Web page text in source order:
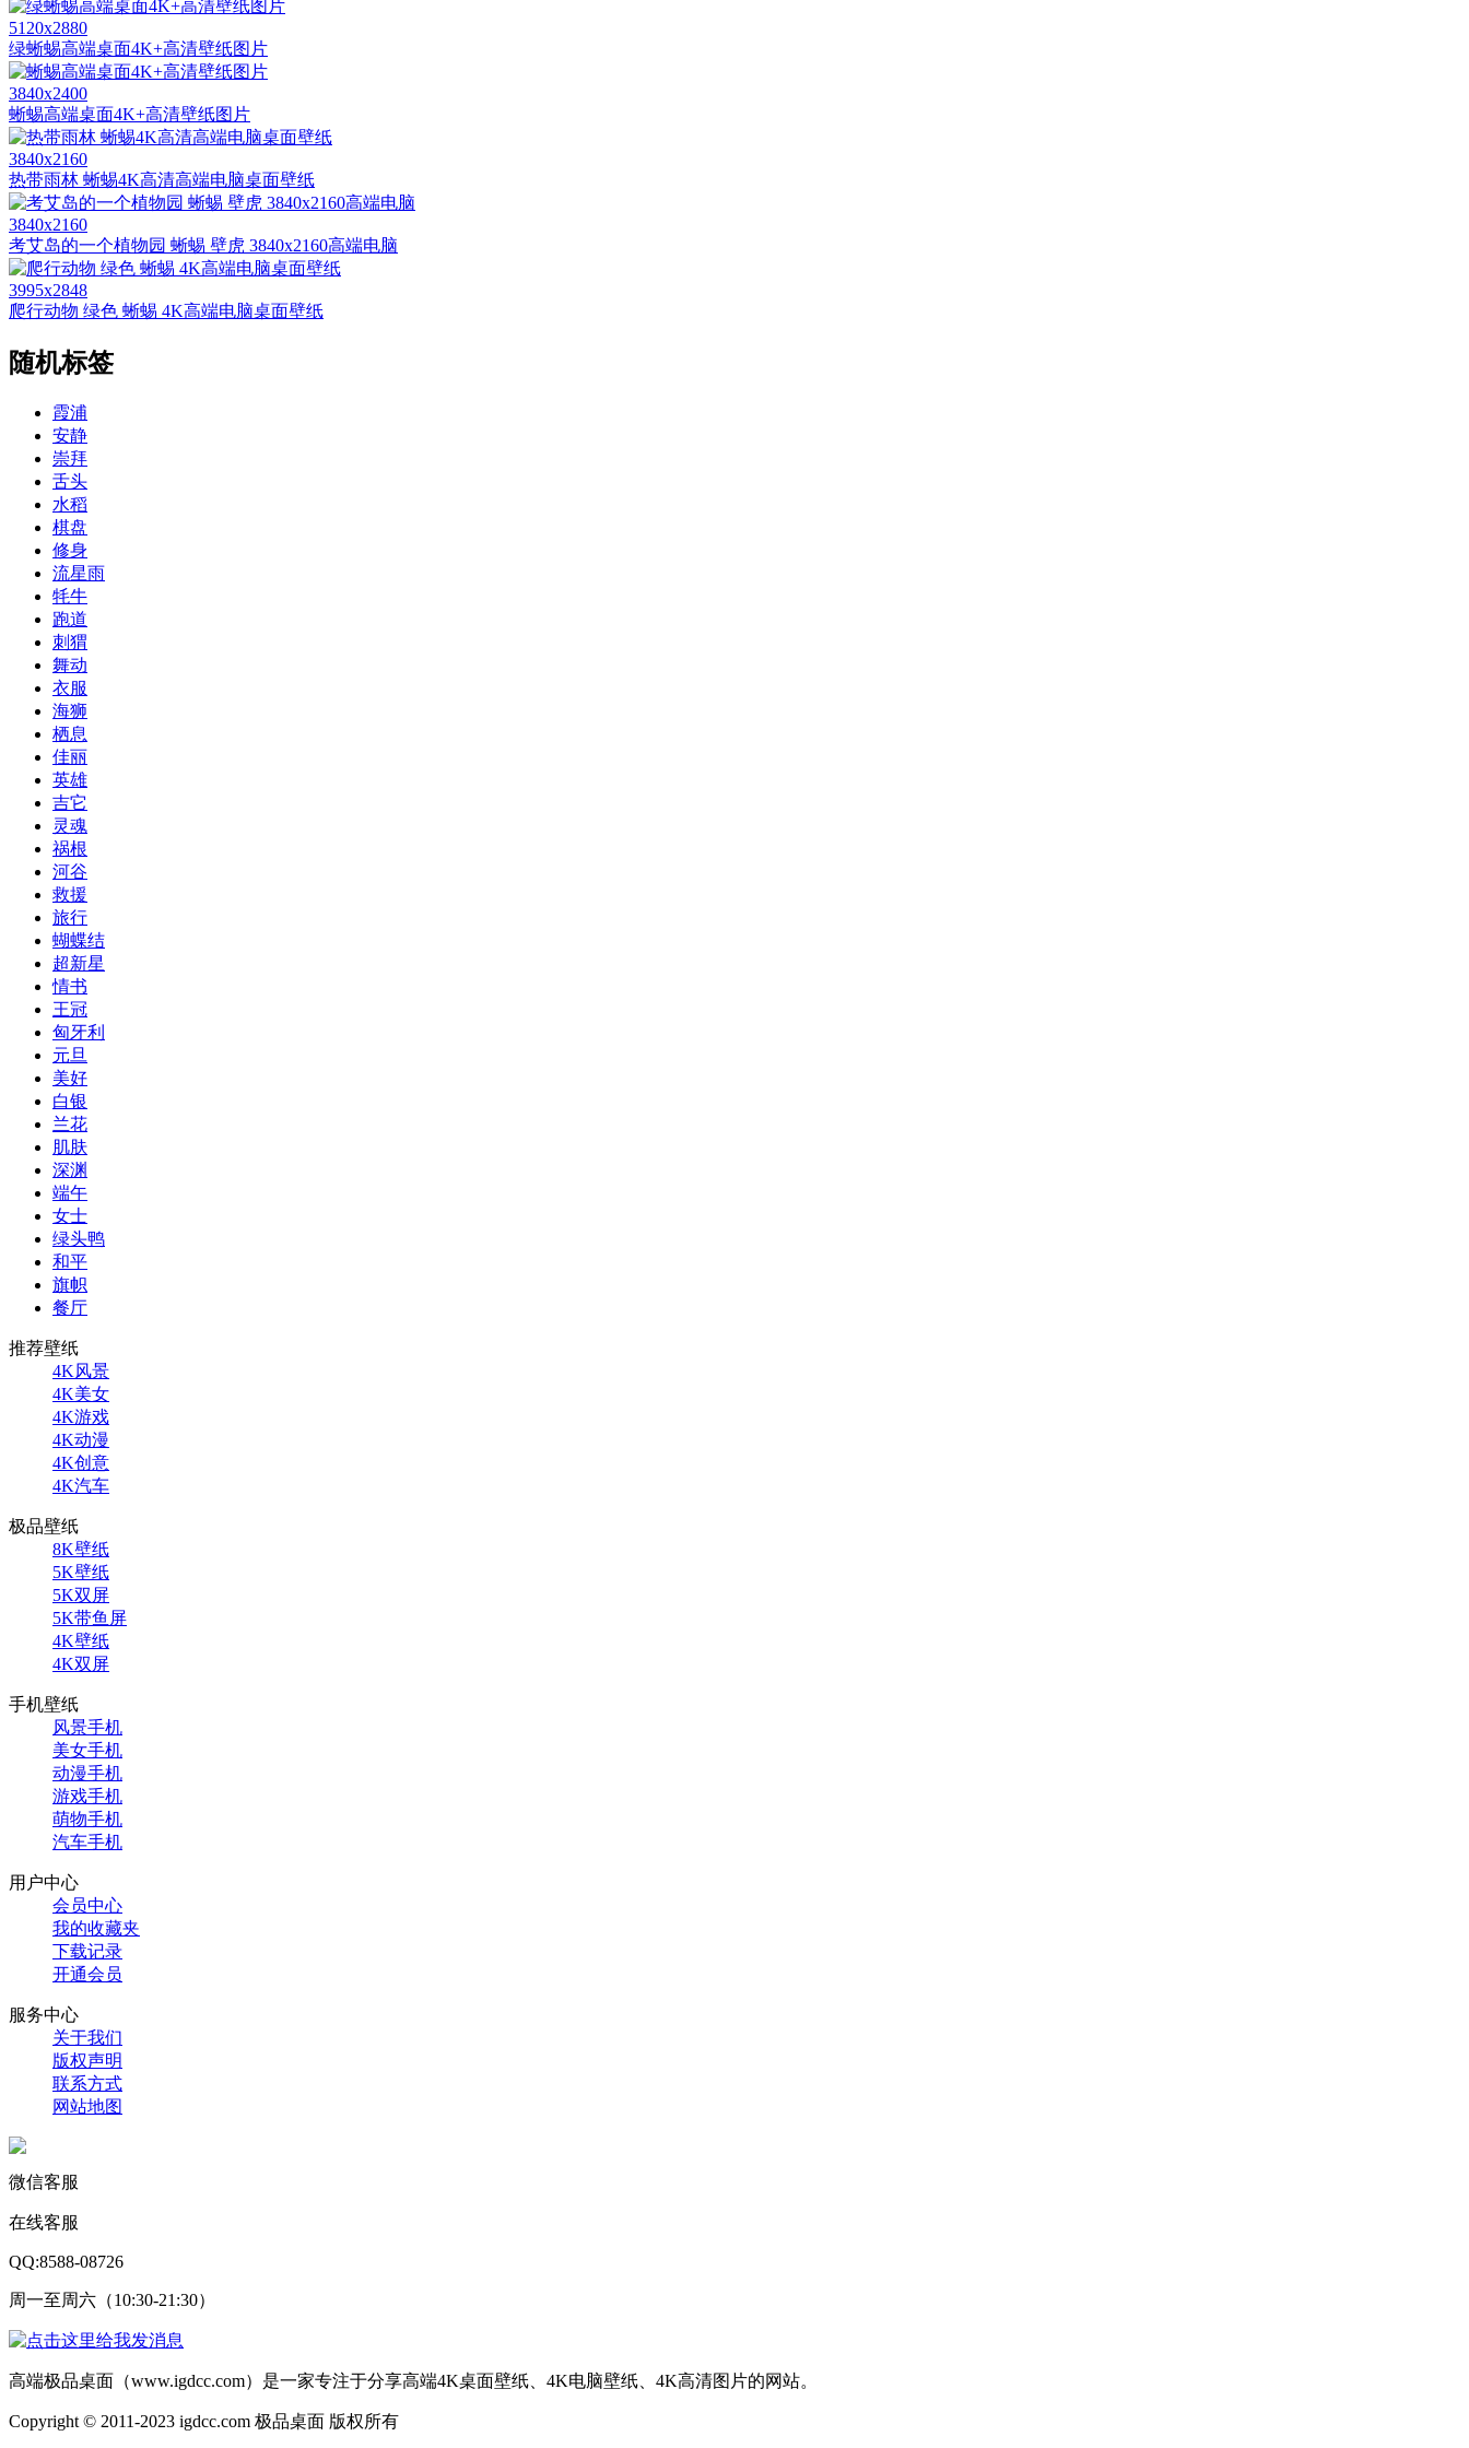
5120x2880
绿蜥蜴高端桌面4K+高清壁纸图片
3840x2400
蜥蜴高端桌面4K+高清壁纸图片
3840x2160
热带雨林 蜥蜴4K高清高端电脑桌面壁纸
3840x2160
考艾岛的一个植物园 蜥蜴 壁虎 3840x2160高端电脑
3995x2848
爬行动物 绿色 蜥蜴 4K高端电脑桌面壁纸
随机标签
霞浦
安静
崇拜
舌头
水稻
棋盘
修身
流星雨
牦牛
跑道
刺猬
舞动
衣服
海狮
栖息
佳丽
英雄
吉它
灵魂
祸根
河谷
救援
旅行
蝴蝶结
超新星
情书
王冠
匈牙利
元旦
美好
白银
兰花
肌肤
深渊
端午
女士
绿头鸭
和平
旗帜
餐厅
推荐壁纸
4K风景
4K美女
4K游戏
4K动漫
4K创意
4K汽车
极品壁纸
8K壁纸
5K壁纸
5K双屏
5K带鱼屏
4K壁纸
4K双屏
手机壁纸
风景手机
美女手机
动漫手机
游戏手机
萌物手机
汽车手机
用户中心
会员中心
我的收藏夹
下载记录
开通会员
服务中心
关于我们
版权声明
联系方式
网站地图
微信客服
在线客服
QQ:8588-08726
周一至周六（10:30-21:30）
高端极品桌面（www.igdcc.com）是一家专注于分享高端4K桌面壁纸、4K电脑壁纸、4K高清图片的网站。
Copyright © 2011-2023 igdcc.com 极品桌面 版权所有